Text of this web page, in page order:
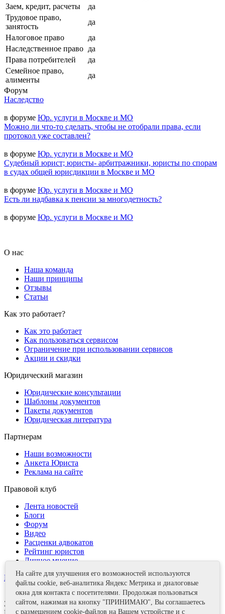
Заем, кредит, расчеты
да
Трудовое право,
занятость
да
Налоговое право
да
Наследственное право да
Права потребителей
да
Семейное право,
алименты
да
Форум
Наследство
в форуме Юр. услуги в Москве и МО
Можно ли что-то сделать, чтобы не отобрали права, если
протокол уже составлен?
в форуме Юр. услуги в Москве и МО
Судебный юрист; юристы- арбитражники, юристы по спорам
в судах общей юрисдикции в Москве и МО
в форуме Юр. услуги в Москве и МО
Есть ли надбавка к пенсии за многодетность?
в форуме Юр. услуги в Москве и МО
О нас
Наша команда
Наши принципы
Отзывы
Статьи
Как это работает?
Как это работает
Как пользоваться сервисом
Ограничение при использовании сервисов
Акции и скидки
Юридический магазин
Юридические консультации
Шаблоны документов
Пакеты документов
Юридическая литература
Партнерам
Наши возможности
Анкета Юриста
Реклама на сайте
Правовой клуб
Лента новостей
Блоги
Форум
Видео
Расценки адвокатов
Рейтинг юристов
Личное мнение
Контакты
Задать вопрос
На сайте для улучшения его возможностей используются
файлы cookie, веб-аналитика Яндекс Метрика и диалоговые
окна для контакта с посетителями. Продолжая пользоваться
сайтом, нажимая на кнопку "ПРИНИМАЮ", Вы соглашаетесь
с размещением cookie-файлов на Вашем устройстве и с